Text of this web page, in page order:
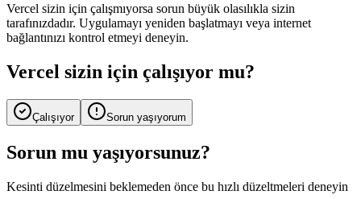
Vercel sizin için çalışmıyorsa sorun büyük olasılıkla sizin
tarafınızdadır. Uygulamayı yeniden başlatmayı veya internet
bağlantınızı kontrol etmeyi deneyin.
Vercel sizin için çalışıyor mu?
Çalışıyor Sorun yaşıyorum
Sorun mu yaşıyorsunuz?
Kesinti düzelmesini beklemeden önce bu hızlı düzeltmeleri deneyin